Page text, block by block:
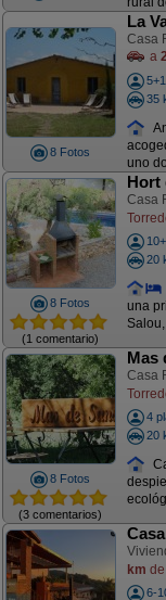
8 Fotos
La
Casa
a
35
uno
8 Fotos
(1 comentario)
Hort
Casa
20
una
8 Fotos
(3 comentarios)
Mas
Casa
4
20
km
6-